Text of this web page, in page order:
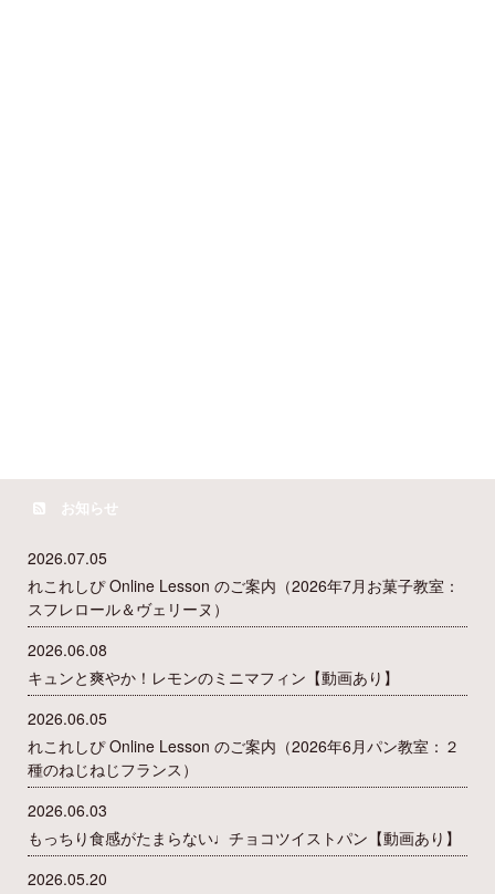
お知らせ
2026.07.05
れこれしぴ Online Lesson のご案内（2026年7月お菓子教室：
スフレロール＆ヴェリーヌ）
2026.06.08
キュンと爽やか！レモンのミニマフィン【動画あり】
2026.06.05
れこれしぴ Online Lesson のご案内（2026年6月パン教室：２
種のねじねじフランス）
2026.06.03
もっちり食感がたまらない♩チョコツイストパン【動画あり】
2026.05.20